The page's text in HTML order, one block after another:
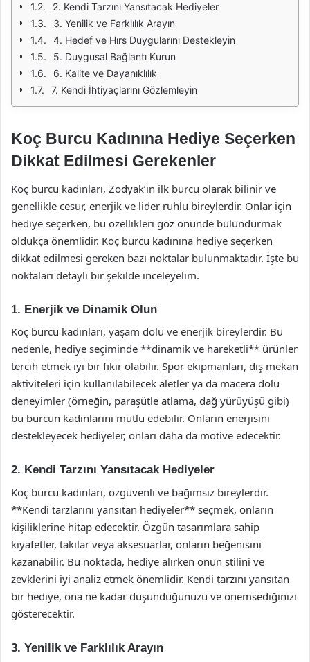
2. Kendi Tarzını Yansıtacak Hediyeler
3. Yenilik ve Farklılık Arayın
4. Hedef ve Hırs Duygularını Destekleyin
5. Duygusal Bağlantı Kurun
6. Kalite ve Dayanıklılık
7. Kendi İhtiyaçlarını Gözlemleyin
Koç Burcu Kadınına Hediye Seçerken
Dikkat Edilmesi Gerekenler
Koç burcu kadınları, Zodyak’ın ilk burcu olarak bilinir ve
genellikle cesur, enerjik ve lider ruhlu bireylerdir. Onlar için
hediye seçerken, bu özellikleri göz önünde bulundurmak
oldukça önemlidir. Koç burcu kadınına hediye seçerken
dikkat edilmesi gereken bazı noktalar bulunmaktadır. İşte bu
noktaları detaylı bir şekilde inceleyelim.
1. Enerjik ve Dinamik Olun
Koç burcu kadınları, yaşam dolu ve enerjik bireylerdir. Bu
nedenle, hediye seçiminde **dinamik ve hareketli** ürünler
tercih etmek iyi bir fikir olabilir. Spor ekipmanları, dış mekan
aktiviteleri için kullanılabilecek aletler ya da macera dolu
deneyimler (örneğin, paraşütle atlama, dağ yürüyüşü gibi)
bu burcun kadınlarını mutlu edebilir. Onların enerjisini
destekleyecek hediyeler, onları daha da motive edecektir.
2. Kendi Tarzını Yansıtacak Hediyeler
Koç burcu kadınları, özgüvenli ve bağımsız bireylerdir.
**Kendi tarzlarını yansıtan hediyeler** seçmek, onların
kişiliklerine hitap edecektir. Özgün tasarımlara sahip
kıyafetler, takılar veya aksesuarlar, onların beğenisini
kazanabilir. Bu noktada, hediye alırken onun stilini ve
zevklerini iyi analiz etmek önemlidir. Kendi tarzını yansıtan
bir hediye, ona ne kadar düşündüğünüzü ve önemsediğinizi
gösterecektir.
3. Yenilik ve Farklılık Arayın